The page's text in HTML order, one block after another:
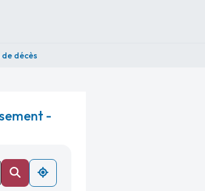
de décès
-